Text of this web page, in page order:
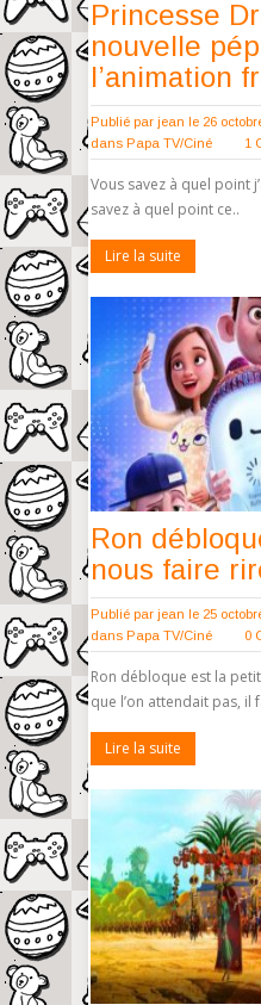
Princesse
nouvelle
l’animation
Publié par jean le 26
dans Papa TV/Ciné 1
Vous savez à quel point
savez à quel point ce..
Lire la suite
Ron
nous faire
Publié par jean le 25
dans Papa TV/Ciné 0
Ron débloque est la
que l’on attendait pas, il
Lire la suite